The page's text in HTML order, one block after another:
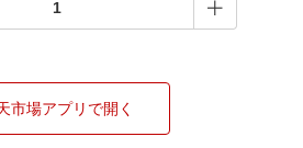
市場アプリで開く